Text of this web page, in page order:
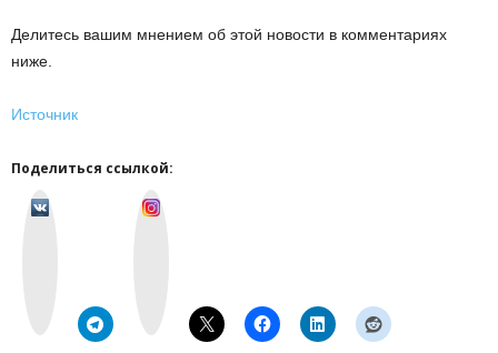
Делитесь вашим мнением об этой новости в комментариях
ниже.
Источник
Поделиться ссылкой: